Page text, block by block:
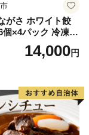
がさ ホワイト餃
個×4パック 冷凍
B級グルメ ご当地
まみ おかず 簡単調
取り寄せ 日高市
14,000円